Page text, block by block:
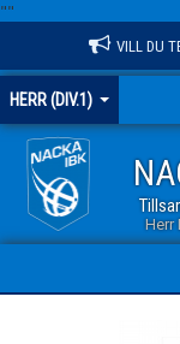
""
VILL DU
HERR (DIV.1)
Herr